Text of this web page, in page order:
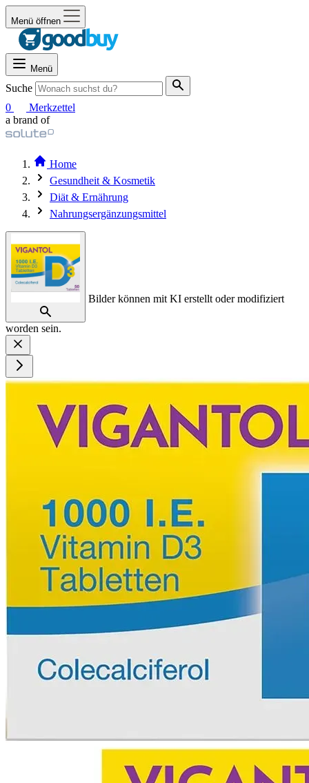
Menü öffnen
Menü
Suche
0
Merkzettel
a brand of
Home
Gesundheit & Kosmetik
Diät & Ernährung
Nahrungsergänzungsmittel
Bilder können mit KI erstellt oder modifiziert
worden sein.